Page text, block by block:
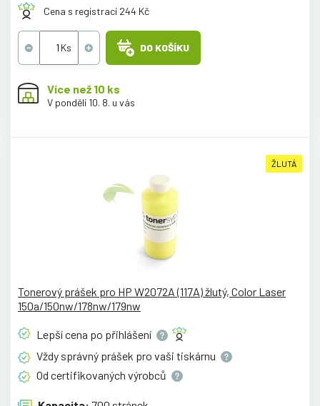
Cena s registrací 244 Kč
DO KOŠÍKU
Více než 10 ks
V pondělí 10. 8. u vás
ŽLUTÁ
Tonerový prášek pro HP W2072A (117A) žlutý, Color Laser
150a/150nw/178nw/179nw
Lepší cena po přihlášení
Vždy správný prášek pro vaši tiskárnu
Od certifikovaných výrobců